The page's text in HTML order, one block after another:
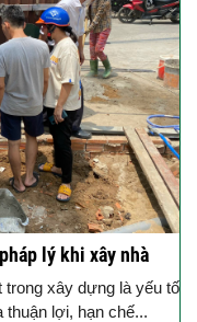
lý khi xây nhà
trong xây dựng là yếu tố
thuận lợi, hạn chế...